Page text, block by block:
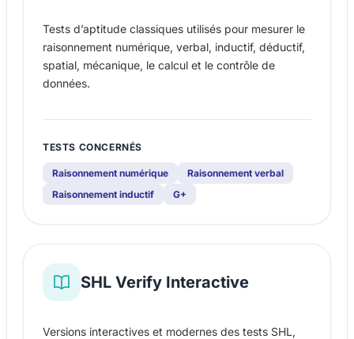
Tests d’aptitude classiques utilisés pour mesurer le
raisonnement numérique, verbal, inductif, déductif,
spatial, mécanique, le calcul et le contrôle de
données.
TESTS CONCERNÉS
Raisonnement numérique
Raisonnement verbal
Raisonnement inductif
G+
SHL Verify Interactive
Versions interactives et modernes des tests SHL,